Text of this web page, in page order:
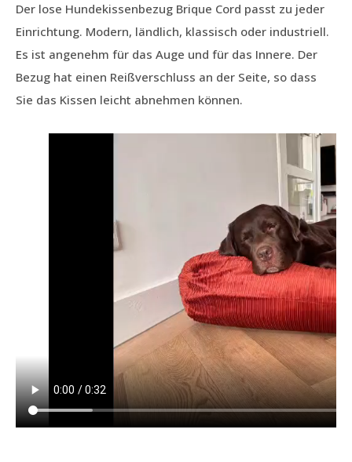
Der lose Hundekissenbezug Brique Cord passt zu jeder
Einrichtung. Modern, ländlich, klassisch oder industriell.
Es ist angenehm für das Auge und für das Innere. Der
Bezug hat einen Reißverschluss an der Seite, so dass
Sie das Kissen leicht abnehmen können.